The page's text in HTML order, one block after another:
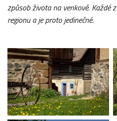
způsob života na venkově. Každé z
regionu a je proto jedinečné.